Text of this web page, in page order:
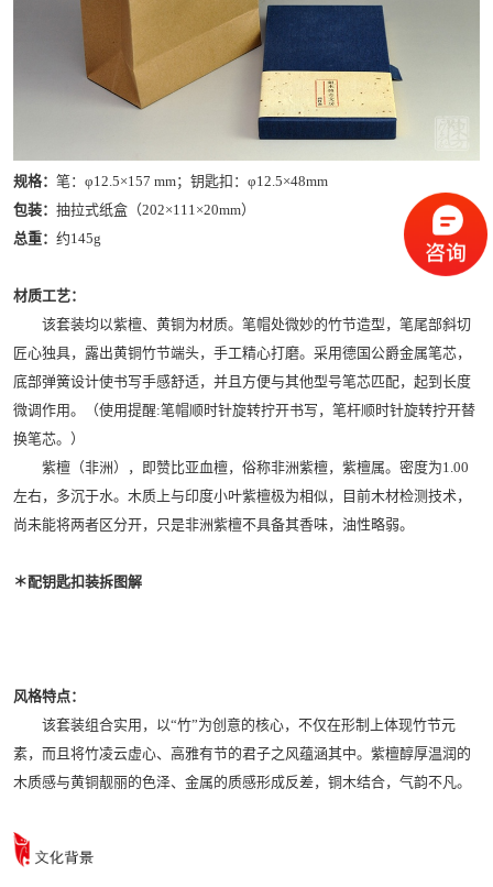
规格： 笔：φ12.5×157 mm；钥匙扣：φ12.5×48mm
包装： 抽拉式纸盒（202×111×20mm）
总重： 约145g
材质工艺：
该套装均以紫檀、黄铜为材质。笔帽处微妙的竹节造型，笔尾部斜切
匠心独具，露出黄铜竹节端头，手工精心打磨。采用德国公爵金属笔芯，
底部弹簧设计使书写手感舒适，并且方便与其他型号笔芯匹配，起到长度
微调作用。（使用提醒:笔帽顺时针旋转拧开书写，笔杆顺时针旋转拧开替
换笔芯。）
紫檀（非洲），即赞比亚血檀，俗称非洲紫檀，紫檀属。密度为1.00
左右，多沉于水。木质上与印度小叶紫檀极为相似，目前木材检测技术，
尚未能将两者区分开，只是非洲紫檀不具备其香味，油性略弱。
＊配钥匙扣装拆图解
风格特点：
该套装组合实用，以“竹”为创意的核心，不仅在形制上体现竹节元
素，而且将竹凌云虚心、高雅有节的君子之风蕴涵其中。紫檀醇厚温润的
木质感与黄铜靓丽的色泽、金属的质感形成反差，铜木结合，气韵不凡。